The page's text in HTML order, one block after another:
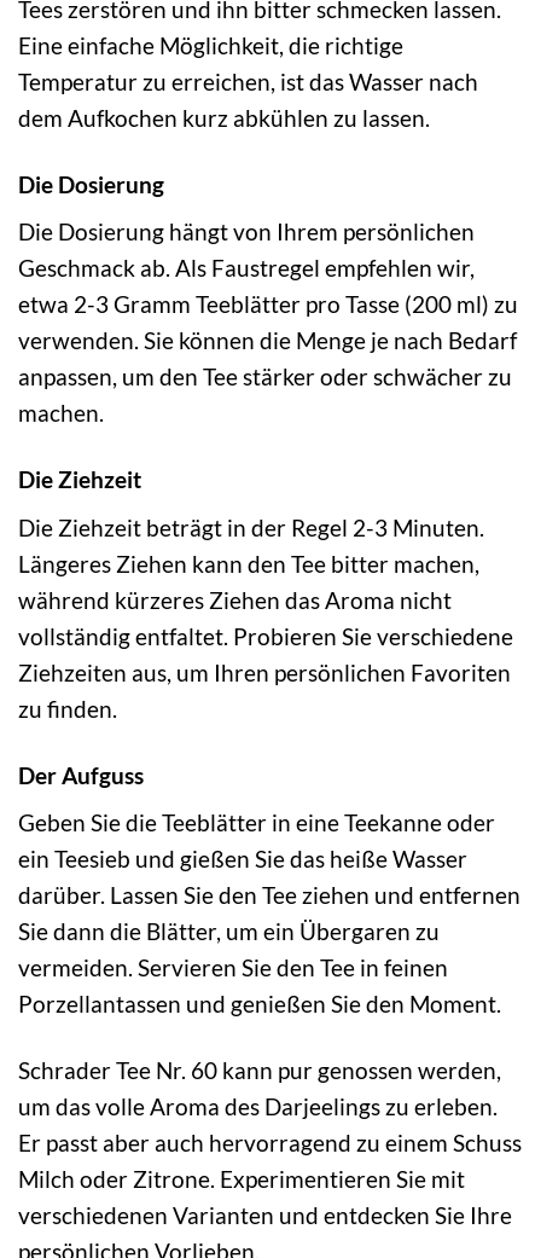
Tees zerstören und ihn bitter schmecken lassen.
Eine einfache Möglichkeit, die richtige
Temperatur zu erreichen, ist das Wasser nach
dem Aufkochen kurz abkühlen zu lassen.
Die Dosierung
Die Dosierung hängt von Ihrem persönlichen
Geschmack ab. Als Faustregel empfehlen wir,
etwa 2-3 Gramm Teeblätter pro Tasse (200 ml) zu
verwenden. Sie können die Menge je nach Bedarf
anpassen, um den Tee stärker oder schwächer zu
machen.
Die Ziehzeit
Die Ziehzeit beträgt in der Regel 2-3 Minuten.
Längeres Ziehen kann den Tee bitter machen,
während kürzeres Ziehen das Aroma nicht
vollständig entfaltet. Probieren Sie verschiedene
Ziehzeiten aus, um Ihren persönlichen Favoriten
zu finden.
Der Aufguss
Geben Sie die Teeblätter in eine Teekanne oder
ein Teesieb und gießen Sie das heiße Wasser
darüber. Lassen Sie den Tee ziehen und entfernen
Sie dann die Blätter, um ein Übergaren zu
vermeiden. Servieren Sie den Tee in feinen
Porzellantassen und genießen Sie den Moment.
Schrader Tee Nr. 60 kann pur genossen werden,
um das volle Aroma des Darjeelings zu erleben.
Er passt aber auch hervorragend zu einem Schuss
Milch oder Zitrone. Experimentieren Sie mit
verschiedenen Varianten und entdecken Sie Ihre
persönlichen Vorlieben.